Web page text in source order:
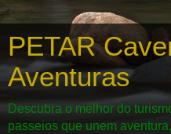
PETAR
Aventuras
Descubra o melhor do
passeios que unem